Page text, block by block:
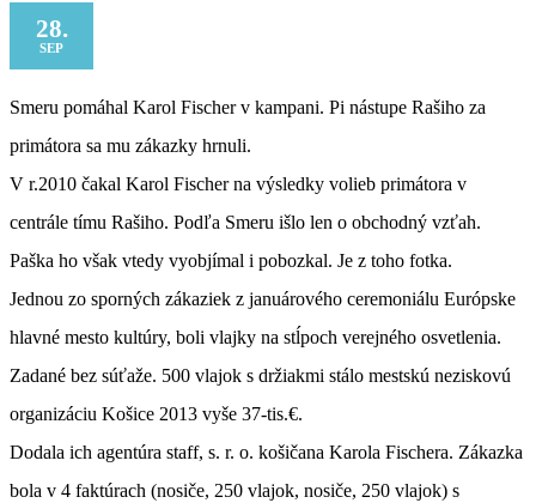
28.
SEP
Smeru pomáhal Karol Fischer v kampani. Pi nástupe Rašiho za
primátora sa mu zákazky hrnuli.
V r.2010 čakal Karol Fischer na výsledky volieb primátora v
centrále tímu Rašiho. Podľa Smeru išlo len o obchodný vzťah.
Paška ho však vtedy vyobjímal i pobozkal. Je z toho fotka.
Jednou zo sporných zákaziek z januárového ceremoniálu Európske
hlavné mesto kultúry, boli vlajky na stĺpoch verejného osvetlenia.
Zadané bez súťaže. 500 vlajok s držiakmi stálo mestskú neziskovú
organizáciu Košice 2013 vyše 37-tis.€.
Dodala ich agentúra staff, s. r. o. košičana Karola Fischera. Zákazka
bola v 4 faktúrach (nosiče, 250 vlajok, nosiče, 250 vlajok) s